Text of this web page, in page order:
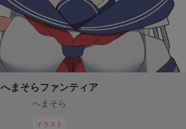
へまそらファンティア
へまそら
イラスト